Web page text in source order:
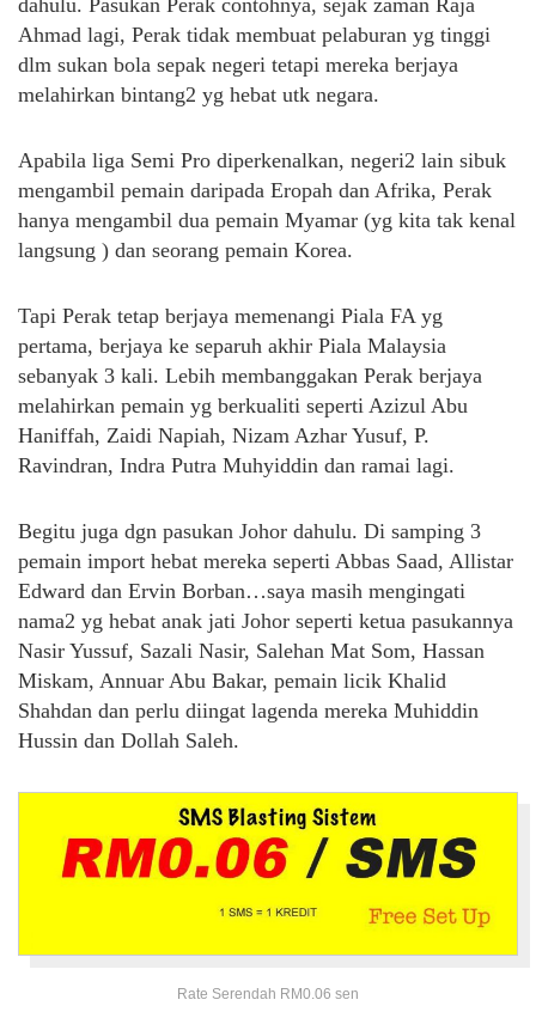
Ahmad lagi, Perak tidak membuat pelaburan yg tinggi
dlm sukan bola sepak negeri tetapi mereka berjaya
melahirkan bintang2 yg hebat utk negara.
Apabila liga Semi Pro diperkenalkan, negeri2 lain sibuk
mengambil pemain daripada Eropah dan Afrika, Perak
hanya mengambil dua pemain Myamar (yg kita tak kenal
langsung ) dan seorang pemain Korea.
Tapi Perak tetap berjaya memenangi Piala FA yg
pertama, berjaya ke separuh akhir Piala Malaysia
sebanyak 3 kali. Lebih membanggakan Perak berjaya
melahirkan pemain yg berkualiti seperti Azizul Abu
Haniffah, Zaidi Napiah, Nizam Azhar Yusuf, P.
Ravindran, Indra Putra Muhyiddin dan ramai lagi.
Begitu juga dgn pasukan Johor dahulu. Di samping 3
pemain import hebat mereka seperti Abbas Saad, Allistar
Edward dan Ervin Borban…saya masih mengingati
nama2 yg hebat anak jati Johor seperti ketua pasukannya
Nasir Yussuf, Sazali Nasir, Salehan Mat Som, Hassan
Miskam, Annuar Abu Bakar, pemain licik Khalid
Shahdan dan perlu diingat lagenda mereka Muhiddin
Hussin dan Dollah Saleh.
Rate Serendah RM0.06 sen